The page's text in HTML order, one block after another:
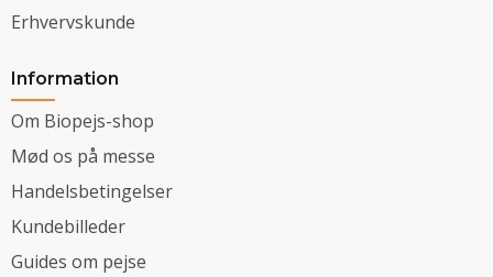
Erhvervskunde
Information
Om Biopejs-shop
Mød os på messe
Handelsbetingelser
Kundebilleder
Guides om pejse